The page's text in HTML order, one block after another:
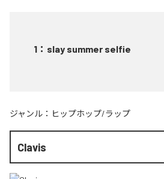
1 ： slay summer selfie
ジャンル： ヒップホップ/ラップ
Clavis